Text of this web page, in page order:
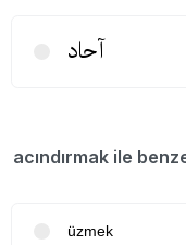
آحاد
acındırmak ile
üzmek